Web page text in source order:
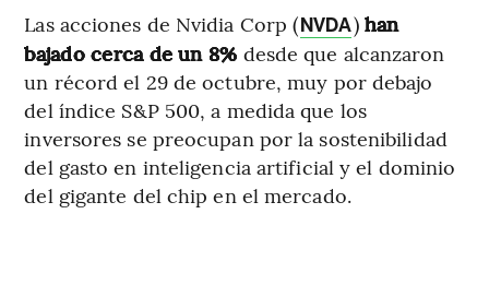
Las acciones de Nvidia Corp (NVDA) han
bajado cerca de un 8% desde que alcanzaron
un récord el 29 de octubre, muy por debajo
del índice S&P 500, a medida que los
inversores se preocupan por la sostenibilidad
del gasto en inteligencia artificial y el dominio
del gigante del chip en el mercado.